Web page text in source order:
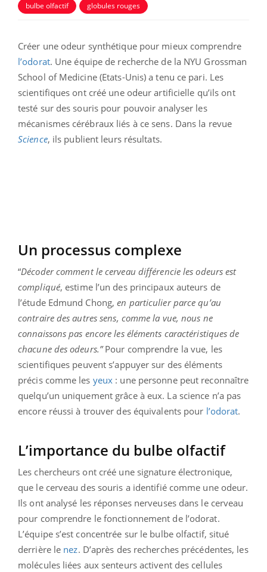
bulbe olfactif
globules rouges
Créer une odeur synthétique pour mieux comprendre
l’odorat. Une équipe de recherche de la NYU Grossman
School of Medicine (Etats-Unis) a tenu ce pari. Les
scientifiques ont créé une odeur artificielle qu’ils ont
testé sur des souris pour pouvoir analyser les
mécanismes cérébraux liés à ce sens. Dans la revue
Science, ils publient leurs résultats.
Un processus complexe
“Décoder comment le cerveau différencie les odeurs est
compliqué, estime l’un des principaux auteurs de
l’étude Edmund Chong,en particulier parce qu’au
contraire des autres sens, comme la vue, nous ne
connaissons pas encore les éléments caractéristiques de
chacune des odeurs.”Pour comprendre la vue, les
scientifiques peuvent s’appuyer sur des éléments
précis comme les yeux : une personne peut reconnaître
quelqu’un uniquement grâce à eux. La science n’a pas
encore réussi à trouver des équivalents pour l’odorat.
L’importance du bulbe olfactif
Les chercheurs ont créé une signature électronique,
que le cerveau des souris a identifié comme une odeur.
Ils ont analysé les réponses nerveuses dans le cerveau
pour comprendre le fonctionnement de l’odorat.
L’équipe s’est concentrée sur le bulbe olfactif, situé
derrière le nez. D’après des recherches précédentes, les
molécules liées aux senteurs activent des cellules